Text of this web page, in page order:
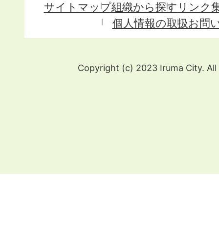
サイトマップ組織から探す リンク
個人情報の取扱お問
Copyright (c) 2023 Iruma City. All